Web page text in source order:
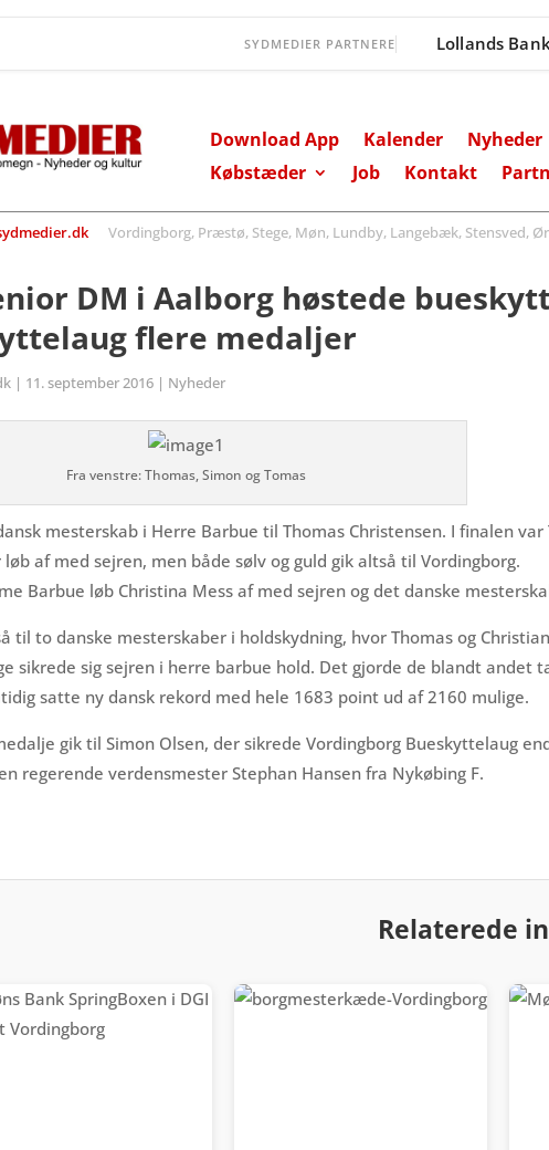
SYDMEDIER PARTNERE Fanefjord
Download App Kalender Nyheder
Købstæder
Job Kontakt
Vordingborg, Præstø, Stege, Møn, Lundby, Langebæk, Stensved,
DM i Aalborg høstede
flere medaljer
| 11. september 2016 | Nyheder
Fra venstre: Thomas, Simon og Tomas
mesterskab i Herre Barbue til Thomas Christensen. I finalen
løb af med sejren, men både sølv og guld gik altså til Vordingborg.
Barbue løb Christina Mess af med sejren og det danske
til to danske mesterskaber i holdskydning, hvor Thomas og
sikrede sig sejren i herre barbue hold. Det gjorde de blandt
satte ny dansk rekord med hele 1683 point ud af 2160 mulige.
gik til Simon Olsen, der sikrede Vordingborg Bueskyttelaug
regerende verdensmester Stephan Hansen fra Nykøbing F.
Relaterede